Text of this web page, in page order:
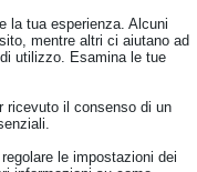
di famiglia e
e il Brevetto di
concesso nel 1926,
il fulcro del museo
anche altri
la tua esperienza. Alcuni
mentre altri ci aiutano ad
utilizzo. Esamina le tue
ricevuto il consenso di un
le impostazioni dei